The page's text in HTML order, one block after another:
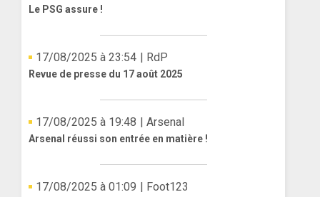
Le PSG assure !
17/08/2025 à 23:54 | RdP
Revue de presse du 17 août 2025
17/08/2025 à 19:48 | Arsenal
Arsenal réussi son entrée en matière !
17/08/2025 à 01:09 | Foot123